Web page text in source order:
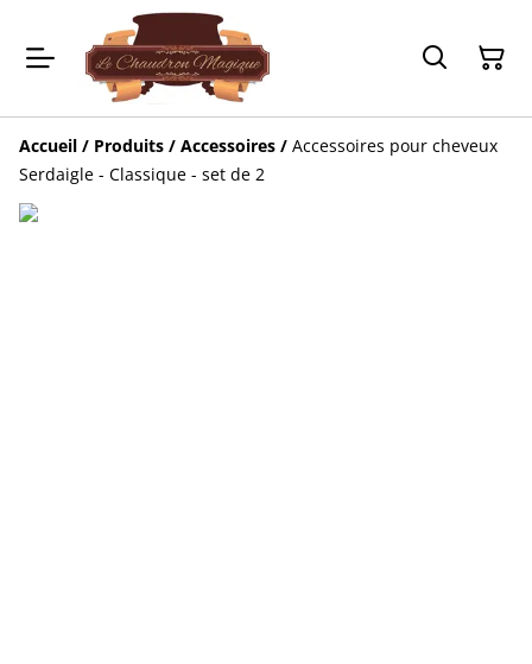
Accueil / Produits / Accessoires / Accessoires pour cheveux
Serdaigle - Classique - set de 2